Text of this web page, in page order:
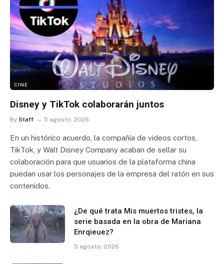
CINE
Disney y TikTok colaborarán juntos
By Staff 5 agosto, 2026
En un histórico acuerdo, la compañía de videos cortos,
TikTok, y Walt Disney Company acaban de sellar su
colaboración para que usuarios de la plataforma china
puedan usar los personajes de la empresa del ratón en sus
contenidos.
¿De qué trata Mis muertos tristes, la
serie basada en la obra de Mariana
Enrqieuez?
5 agosto, 2026